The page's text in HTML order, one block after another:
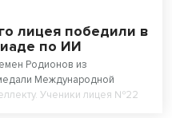
лицея победили в
по ИИ
Родионов из
Международной
Ученики лицея №22